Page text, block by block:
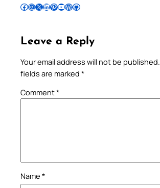
Follow Pradeep on Facebook Follow Pradeep on InstagramFollow Pradeep on X Follow Pradeep on LinkedIn Follow Pradeep on Pinterest Subscribe to Pradeep’s Youtube Channel Follow Pradeep on WordPress Follow Pradeep on GitHub
Leave a Reply
Your email address will not be published.
fields are marked *
Comment*
Name *